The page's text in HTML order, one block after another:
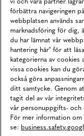
Karriär
Vårt Ansvar
Våra Tjänster
Press
Studentrabatt
B2B
Tillgänglighetsredogörelse
förbättra navigeringen
webbplatsen används
marknadsföring för dig,
du har lämnat vår
hantering här" för att
kategorierna av cookies
vissa cookies kan du
också göra
ditt samtycke. Genom
tagit del av vår
vår personuppgifts- och
För mer information
se: